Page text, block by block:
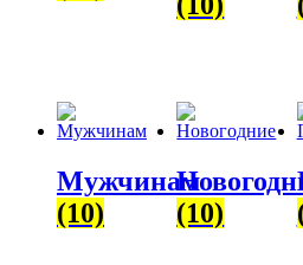
Мужчинам
(10)
(10)